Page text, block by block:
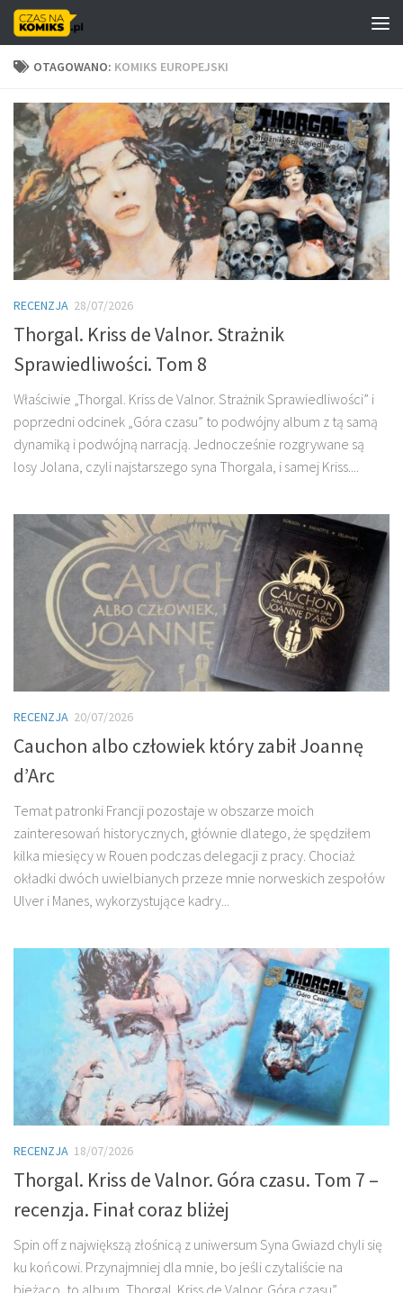
Skip to content
OTAGOWANO: KOMIKS EUROPEJSKI
RECENZJA 28/07/2026
Thorgal. Kriss de Valnor. Strażnik
Sprawiedliwości. Tom 8
Właściwie „Thorgal. Kriss de Valnor. Strażnik Sprawiedliwości” i
poprzedni odcinek „Góra czasu” to podwójny album z tą samą
dynamiką i podwójną narracją. Jednocześnie rozgrywane są
losy Jolana, czyli najstarszego syna Thorgala, i samej Kriss....
RECENZJA 20/07/2026
Cauchon albo człowiek który zabił Joannę
d’Arc
Temat patronki Francji pozostaje w obszarze moich
zainteresowań historycznych, głównie dlatego, że spędziłem
kilka miesięcy w Rouen podczas delegacji z pracy. Chociaż
okładki dwóch uwielbianych przeze mnie norweskich zespołów
Ulver i Manes, wykorzystujące kadry...
RECENZJA 18/07/2026
Thorgal. Kriss de Valnor. Góra czasu. Tom 7 –
recenzja. Finał coraz bliżej
Spin off z największą złośnicą z uniwersum Syna Gwiazd chyli się
ku końcowi. Przynajmniej dla mnie, bo jeśli czytaliście na